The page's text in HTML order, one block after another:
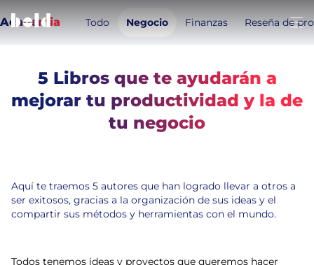
Academia Todo Negocio Finanzas Reseña de
5 Libros que te ayudarán a
mejorar tu productividad y la de
tu negocio
Temas de este artículo:
Productividad
Aquí te traemos 5 autores que han logrado llevar a otros a
ser exitosos, gracias a la organización de sus ideas y el
compartir sus métodos y herramientas con el mundo.
Todos tenemos ideas y proyectos que queremos hacer